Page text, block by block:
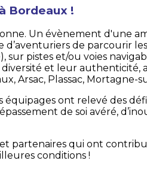
Bordeaux !
Un évènement d'une
d’aventuriers de parcourir
sur pistes et/ou voies
et leur authenticité,
Arsac, Plassac,
ont relevé des
de soi avéré,
partenaires qui ont
conditions !